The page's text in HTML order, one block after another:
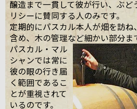
醸造まで一貫して彼が行い、ぶど
リシーに賛同する人のみです。
定期的にパスカル本人が畑を訪ね
含め、木の管理など細かい部分ま
パスカル・マル
シャンでは常に
彼の眼の行き届
く範囲であるこ
とが重視されて
いるのです。